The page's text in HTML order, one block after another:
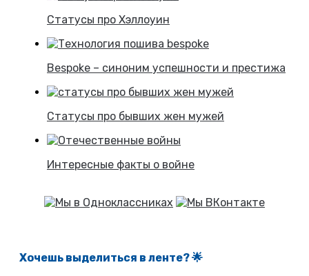
Статусы про Хэллоуин
Bespoke – синоним успешности и престижа
Статусы про бывших жен мужей
Интересные факты о войне
Хочешь выделиться в ленте? 🌟